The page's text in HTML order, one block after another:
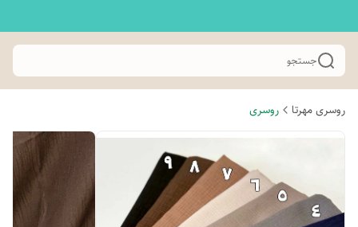
جستجو
روسری مهرتا روسری